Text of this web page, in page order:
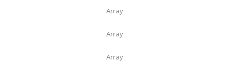
Array
Array
Array